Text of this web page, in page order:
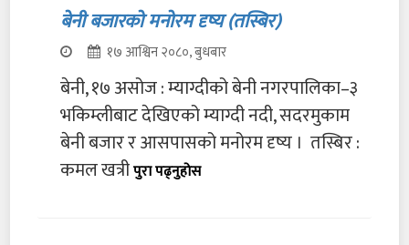
बेनी बजारको मनोरम दृष्य (तस्बिर)
१७ आश्विन २०८०, बुधबार
बेनी, १७ असोज : म्याग्दीको बेनी नगरपालिका–३
भकिम्लीबाट देखिएको म्याग्दी नदी, सदरमुकाम
बेनी बजार र आसपासको मनोरम दृष्य । तस्बिर :
कमल खत्रीपुरा पढ्नुहोस